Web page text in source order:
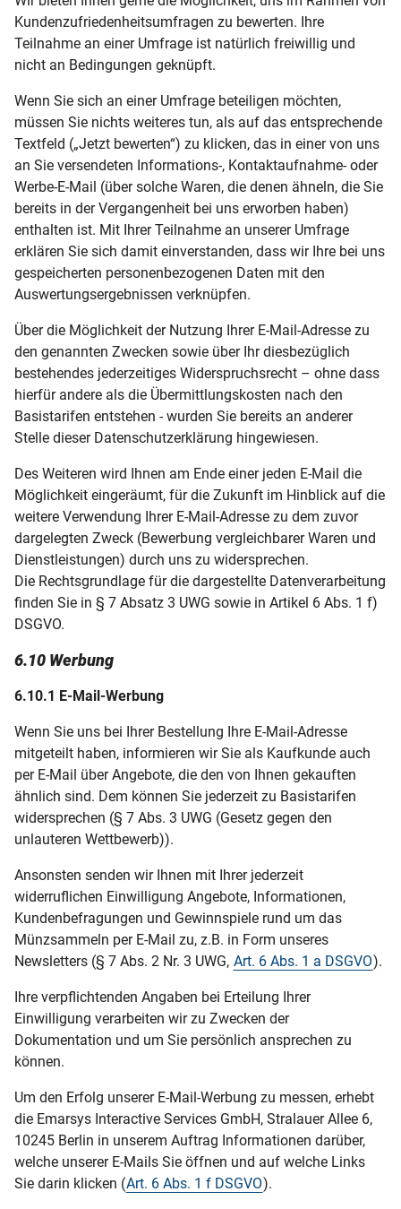
Kundenzufriedenheitsumfragen zu bewerten. Ihre
Teilnahme an einer Umfrage ist natürlich freiwillig und
nicht an Bedingungen geknüpft.
Wenn Sie sich an einer Umfrage beteiligen möchten,
müssen Sie nichts weiteres tun, als auf das entsprechende
Textfeld („Jetzt bewerten“) zu klicken, das in einer von uns
an Sie versendeten Informations-, Kontaktaufnahme- oder
Werbe-E-Mail (über solche Waren, die denen ähneln, die Sie
bereits in der Vergangenheit bei uns erworben haben)
enthalten ist. Mit Ihrer Teilnahme an unserer Umfrage
erklären Sie sich damit einverstanden, dass wir Ihre bei uns
gespeicherten personenbezogenen Daten mit den
Auswertungsergebnissen verknüpfen.
Über die Möglichkeit der Nutzung Ihrer E-Mail-Adresse zu
den genannten Zwecken sowie über Ihr diesbezüglich
bestehendes jederzeitiges Widerspruchsrecht – ohne dass
hierfür andere als die Übermittlungskosten nach den
Basistarifen entstehen - wurden Sie bereits an anderer
Stelle dieser Datenschutzerklärung hingewiesen.
Des Weiteren wird Ihnen am Ende einer jeden E-Mail die
Möglichkeit eingeräumt, für die Zukunft im Hinblick auf die
weitere Verwendung Ihrer E-Mail-Adresse zu dem zuvor
dargelegten Zweck (Bewerbung vergleichbarer Waren und
Dienstleistungen) durch uns zu widersprechen.
Die Rechtsgrundlage für die dargestellte Datenverarbeitung
finden Sie in § 7 Absatz 3 UWG sowie in Artikel 6 Abs. 1 f)
DSGVO.
6.10 Werbung
6.10.1 E-Mail-Werbung
Wenn Sie uns bei Ihrer Bestellung Ihre E-Mail-Adresse
mitgeteilt haben, informieren wir Sie als Kaufkunde auch
per E-Mail über Angebote, die den von Ihnen gekauften
ähnlich sind. Dem können Sie jederzeit zu Basistarifen
widersprechen (§ 7 Abs. 3 UWG (Gesetz gegen den
unlauteren Wettbewerb)).
Ansonsten senden wir Ihnen mit Ihrer jederzeit
widerruflichen Einwilligung Angebote, Informationen,
Kundenbefragungen und Gewinnspiele rund um das
Münzsammeln per E-Mail zu, z.B. in Form unseres
Newsletters (§ 7 Abs. 2 Nr. 3 UWG, Art. 6 Abs. 1 a DSGVO).
Ihre verpflichtenden Angaben bei Erteilung Ihrer
Einwilligung verarbeiten wir zu Zwecken der
Dokumentation und um Sie persönlich ansprechen zu
können.
Um den Erfolg unserer E-Mail-Werbung zu messen, erhebt
die Emarsys Interactive Services GmbH, Stralauer Allee 6,
10245 Berlin in unserem Auftrag Informationen darüber,
welche unserer E-Mails Sie öffnen und auf welche Links
Sie darin klicken (Art. 6 Abs. 1 f DSGVO).